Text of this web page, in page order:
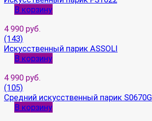
В корзину
4 990 руб.
(143)
Искусственный парик ASSOLI
В корзину
4 990 руб.
(105)
Средний искусственный парик S0670G
В корзину